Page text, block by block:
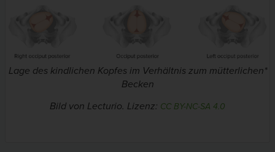
Lage des kindlichen Kopfes im Verhältnis zum mütterlichen*
Becken
Bild von Lecturio. Lizenz: CC BY-NC-SA 4.0